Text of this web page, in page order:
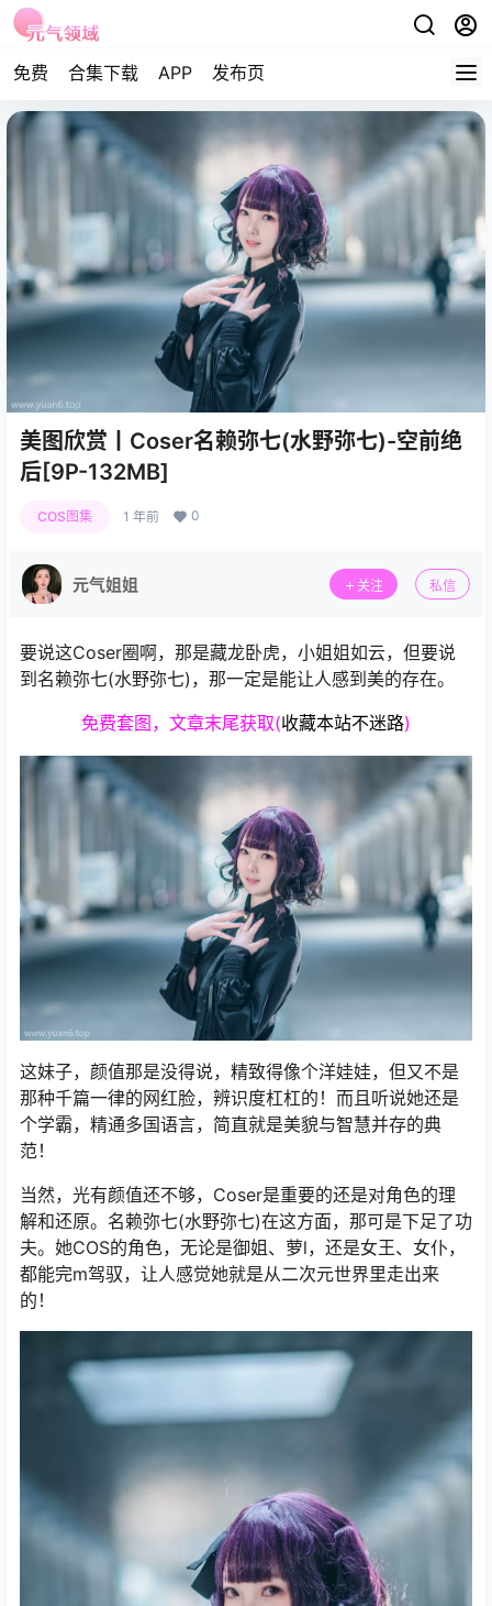
免费 合集下载 APP 发布页
美图欣赏丨Coser名赖弥七(水野弥七)-空前绝
后[9P-132MB]
COS图集 1 年前 0
元气姐姐 关注 私信
要说这Coser圈啊，那是藏龙卧虎，小姐姐如云，但要说
到名赖弥七(水野弥七)，那一定是能让人感到美的存在。
免费套图，文章末尾获取(收藏本站不迷路)
这妹子，颜值那是没得说，精致得像个洋娃娃，但又不是
那种千篇一律的网红脸，辨识度杠杠的！而且听说她还是
个学霸，精通多国语言，简直就是美貌与智慧并存的典
范！
当然，光有颜值还不够，Coser是重要的还是对角色的理
解和还原。名赖弥七(水野弥七)在这方面，那可是下足了功
夫。她COS的角色，无论是御姐、萝l，还是女王、女仆，
都能完m驾驭，让人感觉她就是从二次元世界里走出来
的！